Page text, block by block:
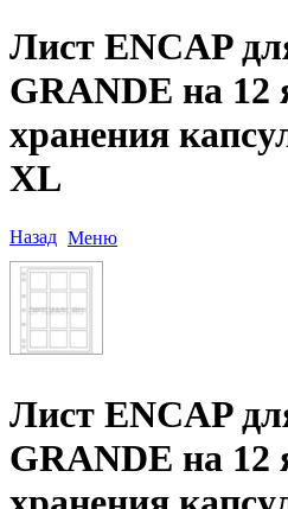
Лист ENCAP
GRANDE на 12
хранения
XL
Назад Меню
Лист ENCAP
GRANDE на 12